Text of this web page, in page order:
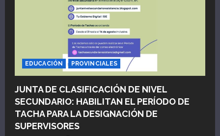
EDUCACIÓN PROVINCIALES
JUNTA DE CLASIFICACIÓN DE NIVEL
SECUNDARIO: HABILITAN EL PERÍODO DE
TACHA PARA LA DESIGNACIÓN DE
SUPERVISORES